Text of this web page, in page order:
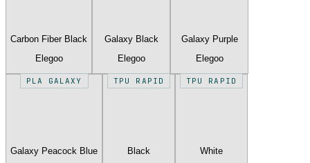
Carbon Fiber Black
Elegoo
Galaxy Black
Elegoo
Galaxy Purple
Elegoo
PLA GALAXY
Galaxy Peacock Blue
TPU RAPID
Black
TPU RAPID
White